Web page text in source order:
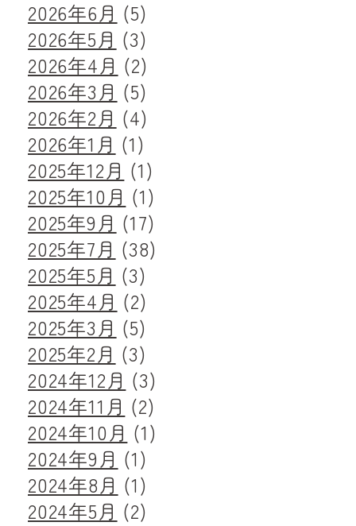
2026年6月 (5)
2026年5月 (3)
2026年4月 (2)
2026年3月 (5)
2026年2月 (4)
2026年1月 (1)
2025年12月 (1)
2025年10月 (1)
2025年9月 (17)
2025年7月 (38)
2025年5月 (3)
2025年4月 (2)
2025年3月 (5)
2025年2月 (3)
2024年12月 (3)
2024年11月 (2)
2024年10月 (1)
2024年9月 (1)
2024年8月 (1)
2024年5月 (2)